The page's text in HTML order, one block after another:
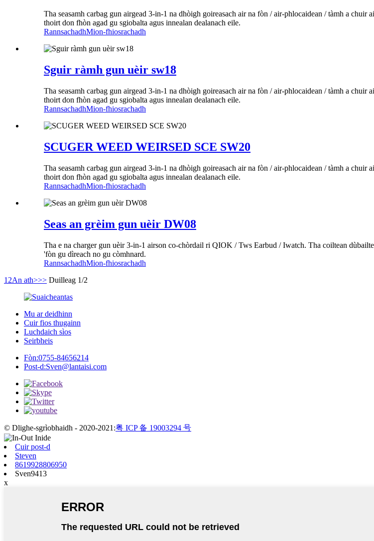
Tha seasamh carbag gun airgead 3-in-1 na dhòigh goireasach air na fòn / air-phlocaidean / tàmh a
thoirt don fhòn agad gu sgiobalta agus innealan dealanach eile.
RannsachadhMion-fhiosrachadh
Sguir ràmh gun uèir sw18
Tha seasamh carbag gun airgead 3-in-1 na dhòigh goireasach air na fòn / air-phlocaidean / tàmh a
thoirt don fhòn agad gu sgiobalta agus innealan dealanach eile.
RannsachadhMion-fhiosrachadh
SCUGER WEED WEIRSED SCE SW20
Tha seasamh carbag gun airgead 3-in-1 na dhòigh goireasach air na fòn / air-phlocaidean / tàmh a
thoirt don fhòn agad gu sgiobalta agus innealan dealanach eile.
RannsachadhMion-fhiosrachadh
Seas an grèim gun uèir DW08
Tha e na charger gun uèir 3-in-1 airson co-chòrdail ri QIOK / Tws Earbud / Iwatch. Tha coiltean
'fòn gu dìreach no gu còmhnard.
RannsachadhMion-fhiosrachadh
1 2An ath>>> Duilleag 1/2
Mu ar deidhinn
Cuir fios thugainn
Luchdaich sìos
Seirbheis
Fòn:0755-84656214
Post-d:Sven@lantaisi.com
© Dlighe-sgrìobhaidh - 2020-2021:粤 ICP 备 19003294 号
Cuir post-d
Steven
8619928806950
Sven9413
x